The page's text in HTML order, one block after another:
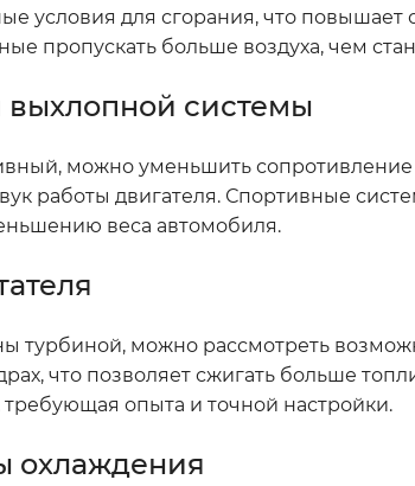
условия для сгорания, что повышает
пропускать больше воздуха, чем
выхлопной системы
можно уменьшить сопротивление
работы двигателя. Спортивные
веса автомобиля.
турбиной, можно рассмотреть
что позволяет сжигать больше
опыта и точной настройки.
охлаждения